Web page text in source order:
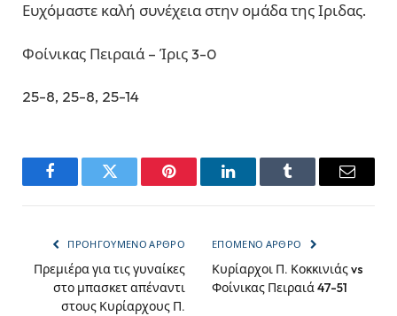
Ευχόμαστε καλή συνέχεια στην ομάδα της Ιριδας.
Φοίνικας Πειραιά – Ίρις 3-0
25-8, 25-8, 25-14
FacebookTwitter Pinterest LinkedInTumblr Email
ΠΡΟΗΓΟΎΜΕΝΟ ΆΡΘΡΟ
Πρεμιέρα για τις γυναίκες
στο μπασκετ απέναντι
στους Κυρίαρχους Π.
ΕΠΌΜΕΝΟ ΆΡΘΡΟ
Κυρίαρχοι Π. Κοκκινιάς vs
Φοίνικας Πειραιά 47-51